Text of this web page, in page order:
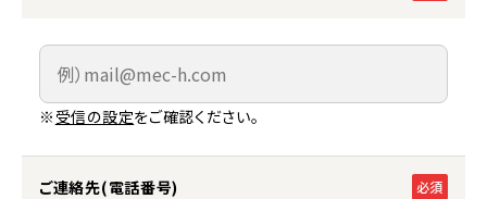
※ 受信の設定をご確認ください。
ご連絡先(電話番号) 必須